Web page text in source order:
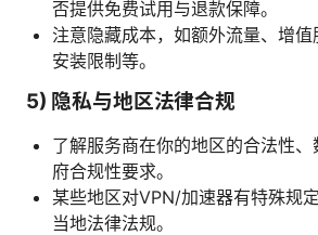
否提供免费试用与退款保障。
注意隐藏成本，如额外流量、增
安装限制等。
5) 隐私与地区法律合规
了解服务商在你的地区的合法性
府合规性要求。
某些地区对VPN/加速器有特殊规
当地法律法规。